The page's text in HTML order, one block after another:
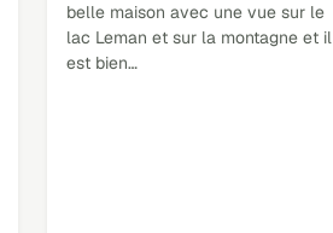
belle maison avec une vue sur le
lac Leman et sur la montagne et il
est bien…